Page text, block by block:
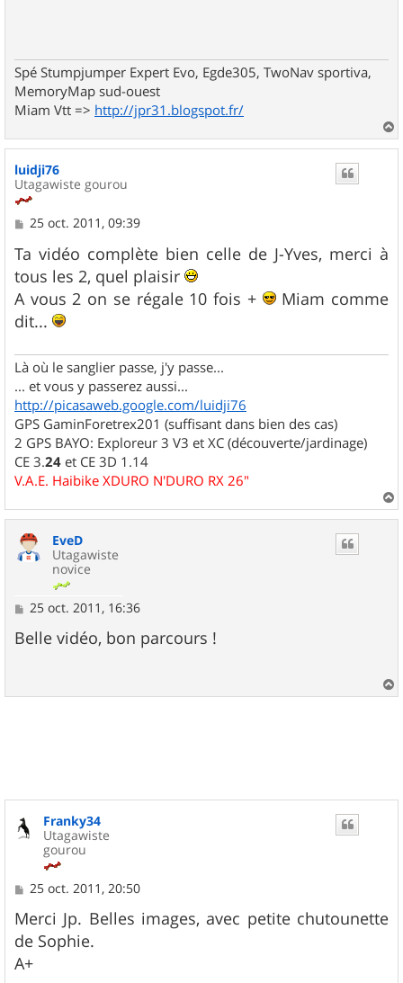
Spé Stumpjumper Expert Evo, Egde305, TwoNav sportiva,
MemoryMap sud-ouest
Miam Vtt => http://jpr31.blogspot.fr/
a
luidji76
Utagawiste gourou
M
s
s
a
g
e
25 oct. 2011, 09:39
Ta vidéo complète bien celle de J-Yves, merci à
tous les 2, quel plaisir
A vous 2 on se régale 10 fois +
Miam comme
dit...
Là où le sanglier passe, j'y passe...
... et vous y passerez aussi...
http://picasaweb.google.com/luidji76
GPS GaminForetrex201 (suffisant dans bien des cas)
2 GPS BAYO: Exploreur 3 V3 et XC (découverte/jardinage)
CE 3.24 et CE 3D 1.14
V.A.E. Haibike XDURO N'DURO RX 26"
a
EveD
Utagawiste
novice
M
s
s
e
25 oct. 2011, 16:36
Belle vidéo, bon parcours !
a
Franky34
Utagawiste
gourou
M
s
s
a
g
e
25 oct. 2011, 20:50
Merci Jp. Belles images, avec petite chutounette
de Sophie.
A+